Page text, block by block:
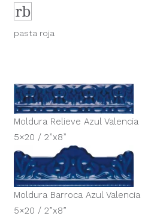
pasta roja
Moldura Relieve Azul Valencia
5×20 / 2”x8”
Moldura Barroca Azul Valencia
5×20 / 2”x8”